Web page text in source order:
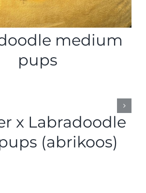
medium
pups
x Labradoodle
(abrikoos)